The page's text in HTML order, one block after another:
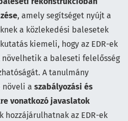
, amely segítséget nyújt a
a közlekedési balesetek
kiemeli, hogy az EDR-ek
a baleseti felelősség
A tanulmány
a szabályozási és
vonatkozó javaslatok
hozzájárulhatnak az EDR-ek